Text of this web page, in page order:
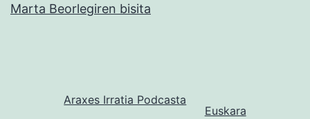
Marta Beorlegiren bisita
Araxes Irratia Podcasta
Euskara